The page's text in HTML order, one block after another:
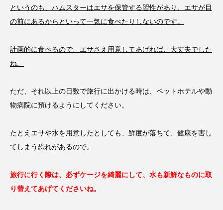
というのも、ハムスターはエサを保管する習性があり、エサが目
の前にあるからといって一気に食べたりしないのです。
計画的に食べるので、エサさえ用意してあげれば、大丈夫でした
ね。
ただ、それ以上の日数で旅行に出かける時は、ペットホテルや動
物病院に預けるようにしてください。
たとえエサや水を用意したとしても、鮮度が落ちて、健康を害し
てしまう恐れがあるので。
旅行に行く際は、必ずケージを綺麗にして、水も新鮮なものに取
り替えてあげてくださいね。